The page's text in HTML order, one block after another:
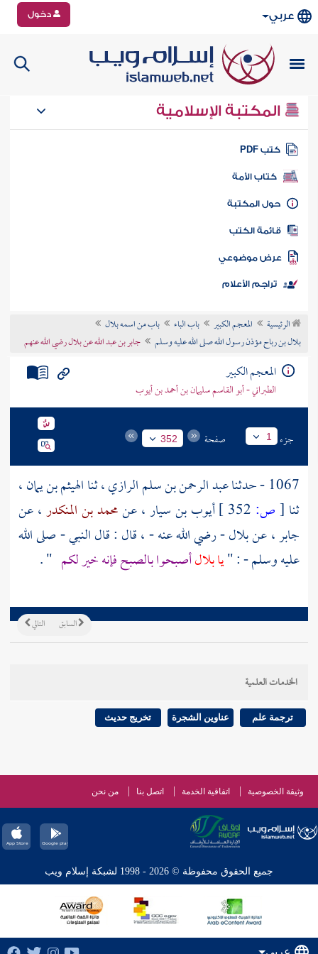
عربي دخول
المكتبة الإسلامية
كتب PDF
كتاب الأمة
المكتبة
الكتب
موضوعي
تراجم الأعلام
الرئيسية المعجم الكبير باب الباء
باب من اسمه بلال
بلال بن رباح مؤذن رسول الله صلى الله عليه وسلم
جابر بن عبد الله عن بلال رضي الله عنهم
المعجم الكبير
الطبراني - أبو القاسم سليمان بن أحمد بن أيوب
جزء 1 صفحة 352
1067 - حدثنا عبد الرحمن بن سلم الرازي، ثناالهيثم بن يمان،
ثنا [ص: أيوب بن سيار، عنمحمد بن المنكدر، عن
جابر، عنبلال- رضي الله عنه - ، قال : قال النبي - صلى الله
عليه وسلم - : "يابلالأصبحوا بالصبح فإنه خير لكم " .
التالي السابق
الخدمات العلمية
ترجمة علم عناوين الشجرة تخريج حديث
وثيقة الخصوصية اتفاقية الخدمة اتصل بنا من نحن
جميع الحقوق محفوظة © 2026 - 1998 لشبكة إسلام ويب